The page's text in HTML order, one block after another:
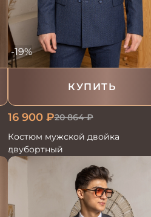
КУПИТЬ
-19%
16 900₽20 864₽
Костюм мужской двойка
двубортный